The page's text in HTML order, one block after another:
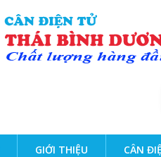
GIỚI THIỆU CÂN